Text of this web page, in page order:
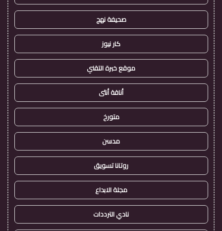
صحيفة نهج
كار نيوز
موقع خبرة التقني
أناقة أنثى
متورخ
مدسن
روتانا تسويق
مجلة الابداع
نادي الترددات